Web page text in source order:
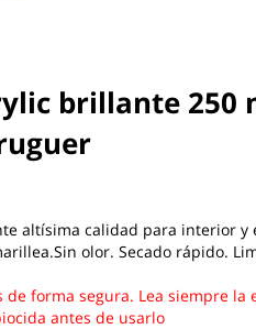
brillante 250
altísima calidad para interior y
olor. Secado rápido.
forma segura. Lea siempre la
antes de usarlo